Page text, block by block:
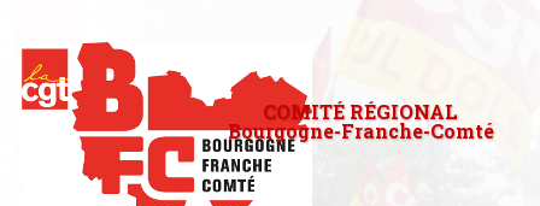
COMITÉ RÉGIONAL
Bourgogne-Franche-Comté